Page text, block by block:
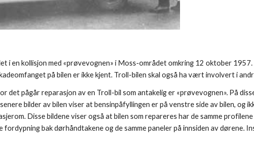
i en kollisjon med «prøvevognen» i Moss-området omkring 12 oktober
på bilen er ikke kjent. Troll-bilen skal også ha vært involvert i
det pågår reparasjon av en Troll-bil som antakelig er «prøvevognen». På
bilder av bilen viser at bensinpåfyllingen er på venstre side av bilen, og
Disse bildene viser også at bilen som repareres har de samme
fordypning bak dørhåndtakene og de samme paneler på innsiden av